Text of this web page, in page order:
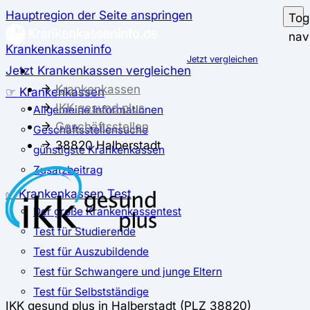
Hauptregion der Seite anspringen
Krankenkasseninfo
Jetzt Krankenkassen vergleichen
☞ Krankenkassen
Allgemeine Informationen
Geschäftsstellensuche
günstigste Krankenkassen
Zusatzbeitrag
✅ Krankenkassen Test
Der große Krankenkassentest
Test für Studierende
Test für Auszubildende
Test für Schwangere und junge Eltern
Test für Selbstständige
Jetzt vergleichen
Krankenkassen
IKK gesund plus
Geschäftsstellen
38820 Halberstadt
IKK gesund plus in Halberstadt (PLZ 38820)